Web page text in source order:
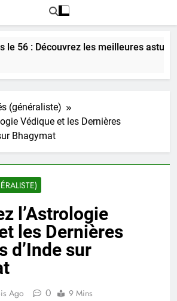
Découvrez les meilleures astuces en
(généraliste)
Védique et les Dernières
Bhagymat
l’Astrologie
les Dernières
d’Inde sur
Ago 0 9 Mins